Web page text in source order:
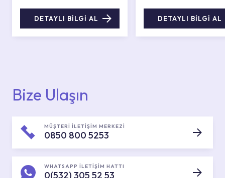
DETAYLI BİLGİ AL DETAYLI BİLGİ AL
Bize Ulaşın
MÜŞTERİ İLETİŞİM MERKEZİ
0850 800 5253
WHATSAPP İLETİŞİM HATTI
0(532) 305 52 53